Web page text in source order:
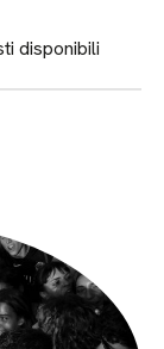
disponibili